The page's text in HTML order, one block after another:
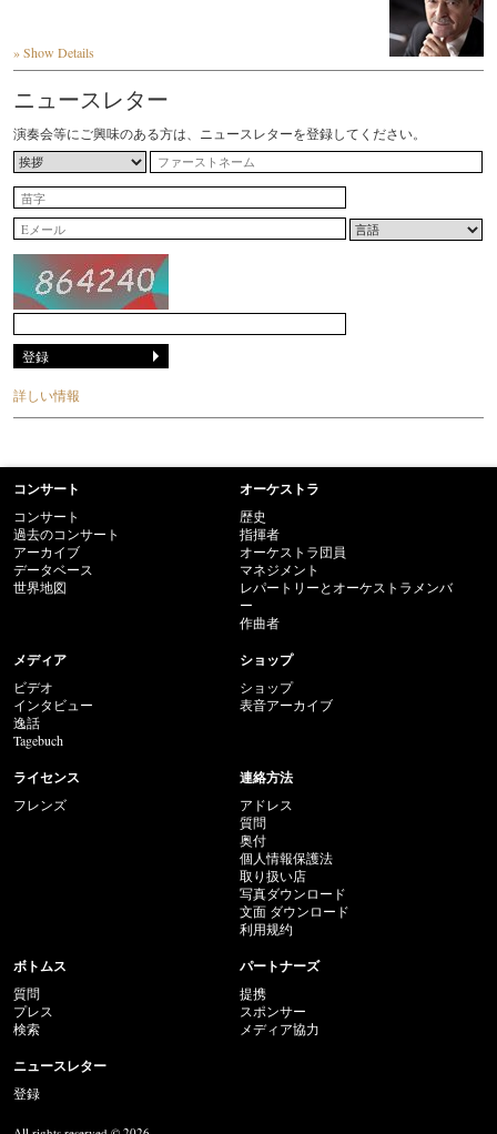
» Show Details
ニュースレター
演奏会等にご興味のある方は、ニュースレターを登録してください。
詳しい情報
コンサート
コンサート
過去のコンサート
アーカイブ
データベース
世界地図
オーケストラ
歴史
指揮者
オーケストラ団員
マネジメント
レパートリーとオーケストラメンバ
ー
作曲者
メディア
ビデオ
インタビュー
逸話
Tagebuch
ショップ
ショップ
表音アーカイブ
ライセンス
フレンズ
連絡方法
アドレス
質問
奥付
個人情報保護法
取り扱い店
写真ダウンロード
文面 ダウンロード
利用规约
ボトムス
質問
プレス
検索
パートナーズ
提携
スポンサー
メディア協力
ニュースレター
登録